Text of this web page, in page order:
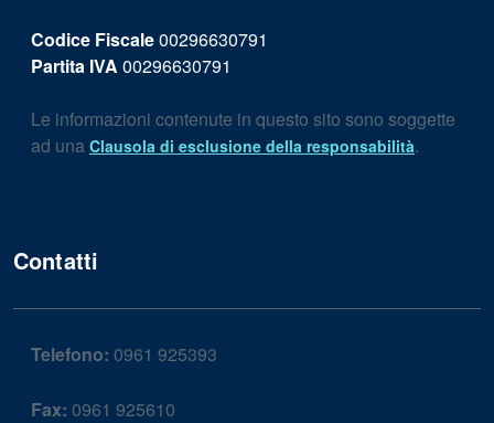
Codice Fiscale00296630791
Partita IVA 00296630791
Le informazioni contenute in questo sito sono soggette
ad una Clausola di esclusione della responsabilità.
Contatti
Telefono: 0961 925393
Fax: 0961 925610